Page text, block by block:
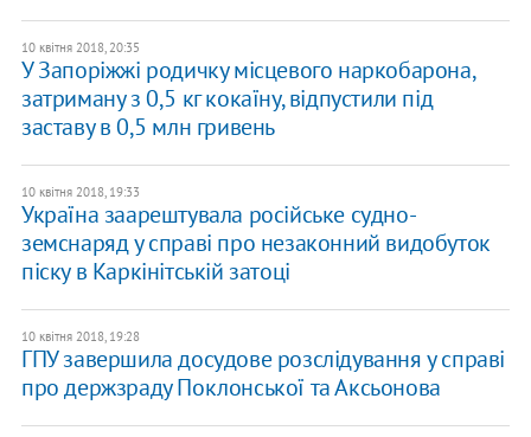
10 квітня 2018, 20:35
У Запоріжжі родичку місцевого наркобарона,
затриману з 0,5 кг кокаїну, відпустили під
заставу в 0,5 млн гривень
10 квітня 2018, 19:33
Україна заарештувала російське судно-
земснаряд у справі про незаконний видобуток
піску в Каркінітській затоці
10 квітня 2018, 19:28
ГПУ завершила досудове розслідування у справі
про держзраду Поклонської та Аксьонова